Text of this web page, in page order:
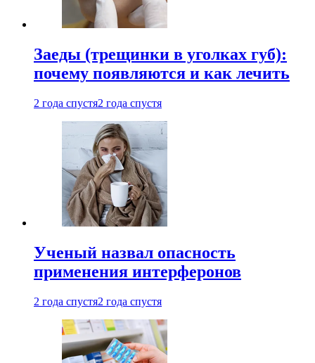
Заеды (трещинки в уголках губ):
почему появляются и как лечить
2 года спустя2 года спустя
Ученый назвал опасность
применения интерферонов
2 года спустя2 года спустя